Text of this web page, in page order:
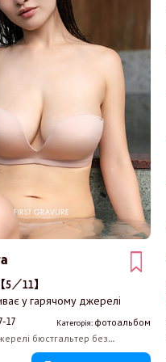
／11】
у гарячому джерелі
17 Категорія: фотоальбом
бюстгальтер без
оголює її декольте, і ваш